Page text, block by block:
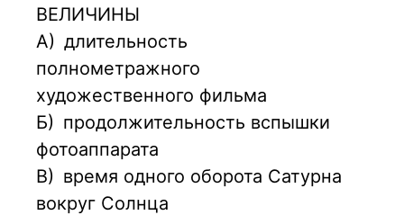
ВЕЛИЧИНЫ
А) длительность
полнометражного
художественного фильма
Б) продолжительность вспышки
фотоаппарата
В) время одного оборота Сатурна
вокруг Солнца